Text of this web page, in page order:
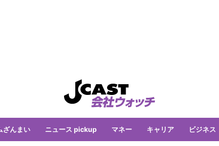
ざんまい ニュース pickup マネー キャリア ビジネス